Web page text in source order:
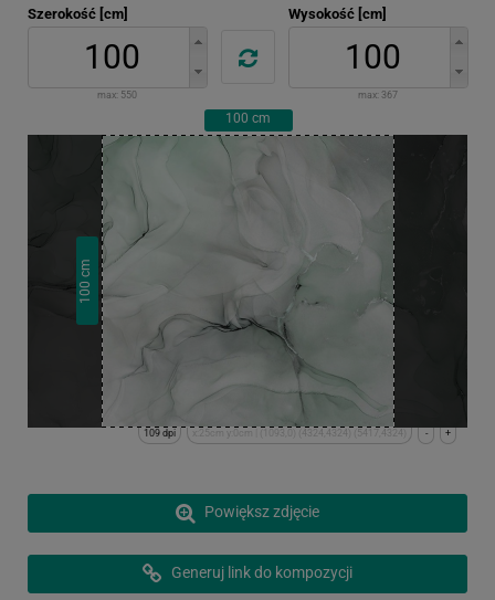
Szerokość [cm]
max: 550
Wysokość [cm]
max: 367
100 cm
100
cm
+
-
x:25cm y:0cm | (1093,0) (4324,4324) (5417,4324)
109 dpi
Powiększ zdjęcie
Generuj link do kompozycji